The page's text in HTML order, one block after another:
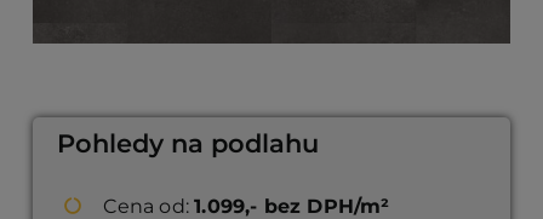
Pohledy na podlahu
Cena od:1.099,- bez DPH/m²